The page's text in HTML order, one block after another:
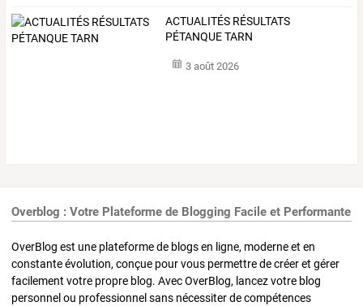
ACTUALITÉS RÉSULTATS
PÉTANQUE TARN
3 août 2026
Overblog : Votre Plateforme de Blogging Facile et Performante
OverBlog est une plateforme de blogs en ligne, moderne et en
constante évolution, conçue pour vous permettre de créer et gérer
facilement votre propre blog. Avec OverBlog, lancez votre blog
personnel ou professionnel sans nécessiter de compétences